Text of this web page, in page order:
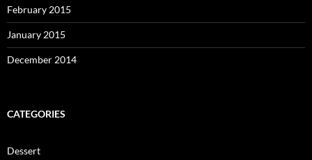
February 2015
January 2015
December 2014
CATEGORIES
Dessert